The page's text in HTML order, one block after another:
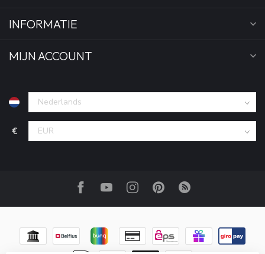
INFORMATIE
MIJN ACCOUNT
€